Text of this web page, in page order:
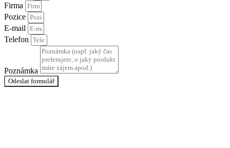
Firma
Pozice
E-mail
Telefon
Poznámka
Odeslat formulář